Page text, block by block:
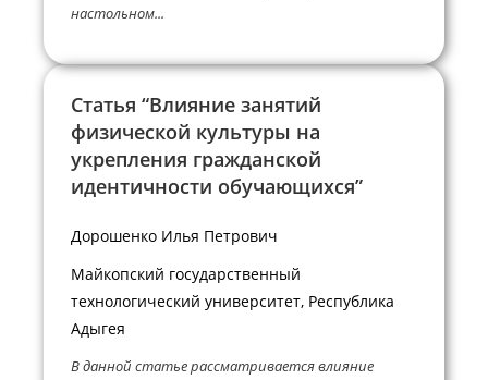
настольном...
Статья “Влияние занятий
физической культуры на
укрепления гражданской
идентичности обучающихся”
Дорошенко Илья Петрович
Майкопский государственный
технологический университет, Республика
Адыгея
В данной статье рассматривается влияние